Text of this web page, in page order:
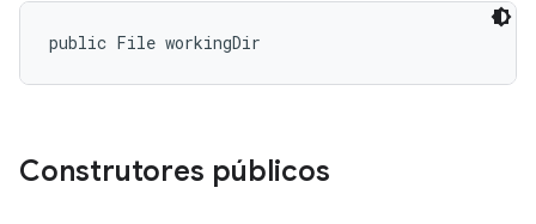
public File workingDir
Construtores públicos